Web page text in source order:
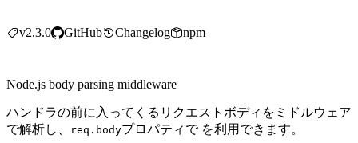
v2.3.0 GitHub Changelog npm
Node.js body parsing middleware
ハンドラの前に入ってくるリクエストボディをミドルウェア
で解析し、
req.bodyプロパティで を利用できます。